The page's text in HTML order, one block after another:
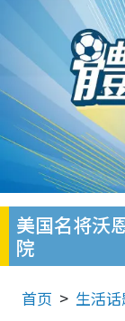
美国名将沃
院
首页 生活话